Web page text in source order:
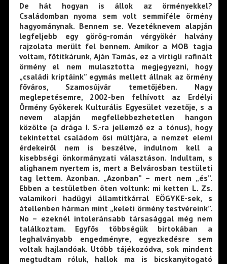
De hát hogyan is állok az örményekkel?
Családomban nyoma sem volt semmiféle örmény
hagyománynak. Bennem se. Vezetéknevem alapján
legfeljebb egy görög-román vérgyökér halvány
rajzolata merült fel bennem. Amikor a MOB tagja
voltam, főtitkárunk, Aján Tamás, ez a virtigli rafinált
örmény el nem mulasztotta megjegyezni, hogy
„családi kriptáink” egymás mellett állnak az örmény
főváros, Szamosújvár temetőjében. Nagy
meglepetésemre, 2002-ben felhívott az Erdélyi
Örmény Gyökerek Kulturális Egyesület vezetője, s a
nevem alapján megfellebbezhetetlen hangon
közölte (a drága I. S.-ra jellemző ez a tónus), hogy
tekintettel családom ősi múltjára, a nemzet elemi
érdekeiről nem is beszélve, indulnom kell a
kisebbségi önkormányzati választáson. Indultam, s
alighanem nyertem is, mert a Belvárosban testületi
tag lettem. Azonban. „Azonban” – mert nem „és”.
Ebben a testületben öten voltunk: mi ketten L. Zs.
valamikori hadügyi államtitkárral EÖGYKE-sek, s
átellenben hárman mint „keleti örmény testvéreink”.
No – ezeknél intoleránsabb társasággal még nem
találkoztam. Egyfős többségük birtokában a
leghalványabb engedményre, egyezkedésre sem
voltak hajlandóak. Utóbb tájékozódva, sok mindent
megtudtam róluk, hallok ma is bicskanyitogató